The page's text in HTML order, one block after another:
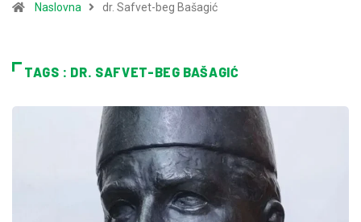
Naslovna dr. Safvet-beg Bašagić
TAGS : DR. SAFVET-BEG BAŠAGIĆ